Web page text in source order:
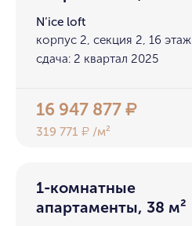
N’ice loft
корпус 2, секция 2, 16 этаж
сдача: 2 квартал 2025
16 947 877₽
319 771₽ /м²
1-комнатные
апартаменты, 38 м²